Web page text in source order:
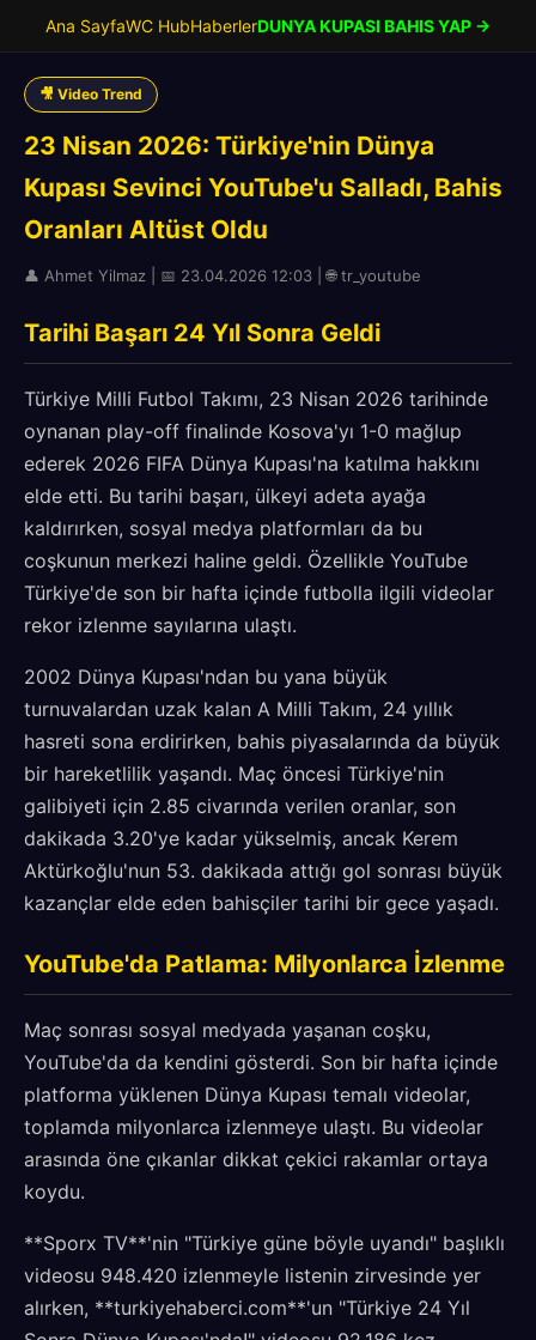
Ana SayfaWC HubHaberlerDUNYA KUPASI BAHIS YAP →
🎥 Video Trend
23 Nisan 2026: Türkiye'nin Dünya
Kupası Sevinci YouTube'u Salladı, Bahis
Oranları Altüst Oldu
👤 Ahmet Yilmaz | 📅 23.04.2026 12:03 | 🌐 tr_youtube
Tarihi Başarı 24 Yıl Sonra Geldi
Türkiye Milli Futbol Takımı, 23 Nisan 2026 tarihinde
oynanan play-off finalinde Kosova'yı 1-0 mağlup
ederek 2026 FIFA Dünya Kupası'na katılma hakkını
elde etti. Bu tarihi başarı, ülkeyi adeta ayağa
kaldırırken, sosyal medya platformları da bu
coşkunun merkezi haline geldi. Özellikle YouTube
Türkiye'de son bir hafta içinde futbolla ilgili videolar
rekor izlenme sayılarına ulaştı.
2002 Dünya Kupası'ndan bu yana büyük
turnuvalardan uzak kalan A Milli Takım, 24 yıllık
hasreti sona erdirirken, bahis piyasalarında da büyük
bir hareketlilik yaşandı. Maç öncesi Türkiye'nin
galibiyeti için 2.85 civarında verilen oranlar, son
dakikada 3.20'ye kadar yükselmiş, ancak Kerem
Aktürkoğlu'nun 53. dakikada attığı gol sonrası büyük
kazançlar elde eden bahisçiler tarihi bir gece yaşadı.
YouTube'da Patlama: Milyonlarca İzlenme
Maç sonrası sosyal medyada yaşanan coşku,
YouTube'da da kendini gösterdi. Son bir hafta içinde
platforma yüklenen Dünya Kupası temalı videolar,
toplamda milyonlarca izlenmeye ulaştı. Bu videolar
arasında öne çıkanlar dikkat çekici rakamlar ortaya
koydu.
**Sporx TV**'nin "Türkiye güne böyle uyandı" başlıklı
videosu 948.420 izlenmeyle listenin zirvesinde yer
alırken, **turkiyehaberci.com**'un "Türkiye 24 Yıl